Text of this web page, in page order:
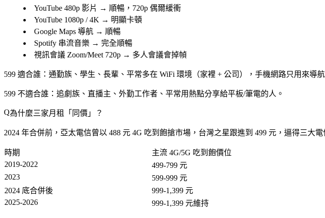
YouTube 480p 影片 → 順暢，720p 偶爾緩衝
YouTube 1080p / 4K → 明顯卡頓
Google Maps 導航 → 順暢
Spotify 串流音樂 → 完全順暢
視訊會議 Zoom/Meet 720p → 多人會議會掉幀
599 適合誰 ：通勤族、學生、長輩、平常多在 WiFi 環境（家裡 + 公司），手機網路只用來導
599 不適合誰 ：追劇族、直播主、外勤工作者、平常用熱點分享給平板/筆電的人。
為什麼三家月租「同價」？
2024 年合併前，亞太電信曾以 488 元 4G 吃到飽搶市場，台灣之星跟進到 499 元，逼得三大
時期 主流 4G/5G 吃到飽價位
2019-2022
499-799 元
2023
599-999 元
2024 底合併後
999-1,399 元
2025-2026
999-1,399 元維持